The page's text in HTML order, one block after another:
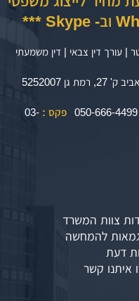
| עורך דין צבאי | דין משמעתי
050-666-4499 פקס : 03-
צוות המשרד
להמחשה
דעת
איתנו קשר